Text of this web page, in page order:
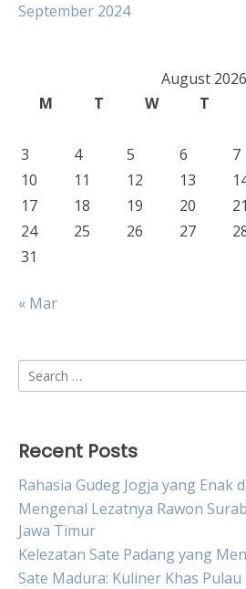
September 2024
August 2026
M
T W T
3
4 5 6 7
10
11 12 13
17
18 19 20 21
24
25 26 27
31
« Mar
Search
for:
Recent Posts
Rahasia Gudeg Jogja yang Enak
Mengenal Lezatnya Rawon
Jawa Timur
Kelezatan Sate Padang yang
Sate Madura: Kuliner Khas